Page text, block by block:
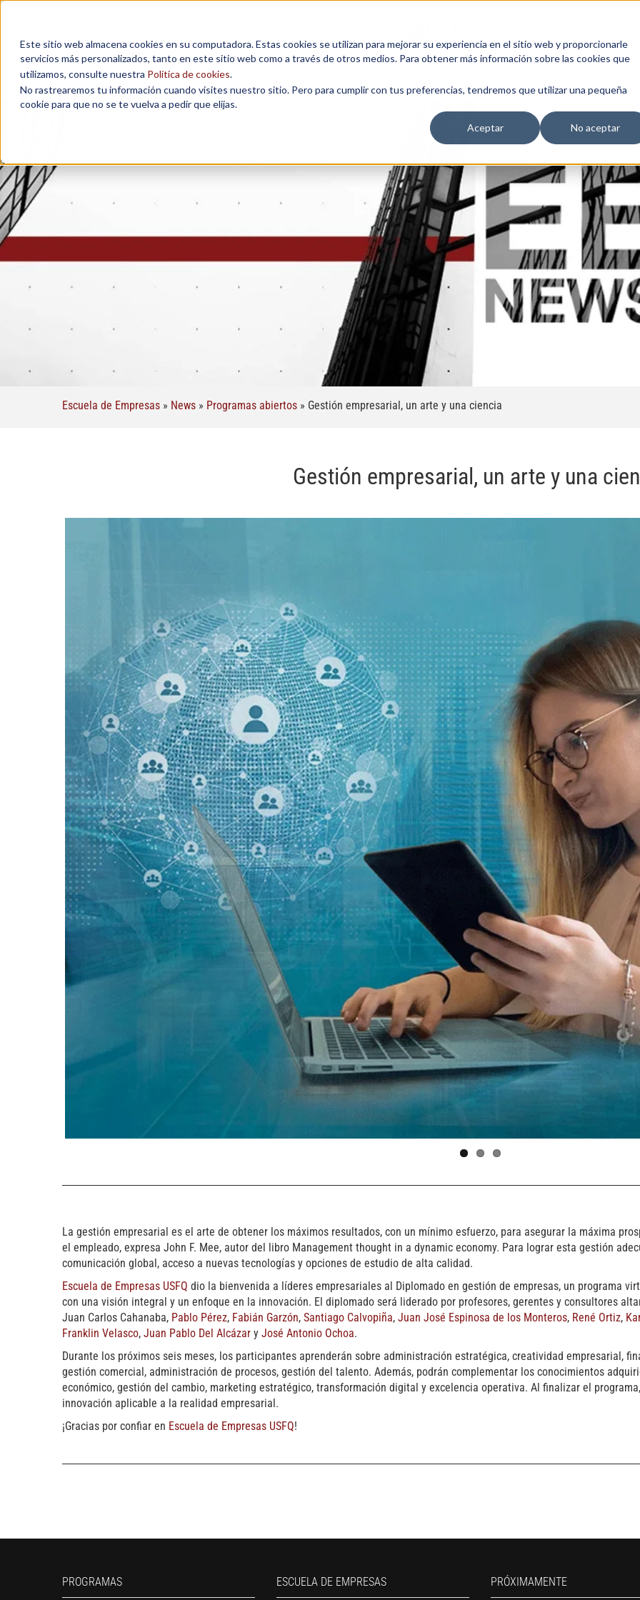
Este sitio web almacena cookies en su computadora. Estas cookies se utilizan para mejorar su experiencia en el sitio web y proporcionarle
servicios más personalizados, tanto en este sitio web como a través de otros medios. Para obtener más información sobre las cookies que
utilizamos, consulte nuestra Política de cookies.
No rastrearemos tu información cuando visites nuestro sitio. Pero para cumplir con tus preferencias, tendremos que utilizar una pequeña
cookie para que no se te vuelva a pedir que elijas.
Aceptar
No aceptar
Escuela de Empresas » News » Programas abiertos » Gestión empresarial, un arte y una ciencia
Gestión empresarial, un arte y una
La gestión empresarial es el arte de obtener los máximos resultados, con un mínimo esfuerzo, para asegurar la máxima
el empleado, expresa John F. Mee, autor del libro Management thought in a dynamic economy. Para lograr esta gestión
comunicación global, acceso a nuevas tecnologías y opciones de estudio de alta calidad.
Escuela de Empresas USFQ dio la bienvenida a líderes empresariales al Diplomado en gestión de empresas, un programa
con una visión integral y un enfoque en la innovación. El diplomado será liderado por profesores, gerentes y consultores
Juan Carlos Cahanaba, Pablo Pérez, Fabián Garzón, Santiago Calvopiña, Juan José Espinosa de los Monteros, René Ortiz,
Franklin Velasco, Juan Pablo Del Alcázar y José Antonio Ochoa.
Durante los próximos seis meses, los participantes aprenderán sobre administración estratégica, creatividad empresarial,
gestión comercial, administración de procesos, gestión del talento. Además, podrán complementar los conocimientos
económico, gestión del cambio, marketing estratégico, transformación digital y excelencia operativa. Al finalizar el
innovación aplicable a la realidad empresarial.
¡Gracias por confiar en Escuela de Empresas USFQ!
PROGRAMAS ESCUELA DE EMPRESAS PRÓXIMAMENTE
17 AGOSTO, 2026
17 AGOSTO, 2026
Maestría en administración de